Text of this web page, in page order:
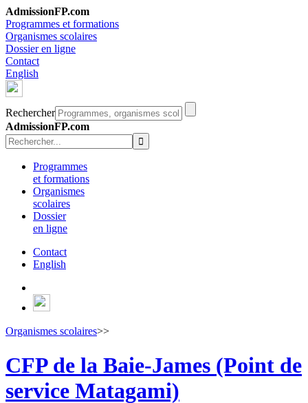
AdmissionFP.com
Programmes et formations
Organismes scolaires
Dossier en ligne
Contact
English
Rechercher
AdmissionFP.com
Programmes
et formations
Organismes
scolaires
Dossier
en ligne
Contact
English
Organismes scolaires>>
CFP de la Baie-James (Point de
service Matagami)